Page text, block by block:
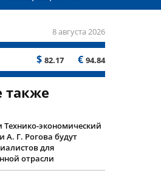
8 августа 2026
$ 82.17 € 94.84
также
экономический
А. Г. Рогова будут
для
отрасли